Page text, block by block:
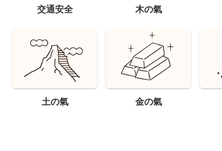
交通安全 木の氣
土の氣 金の氣